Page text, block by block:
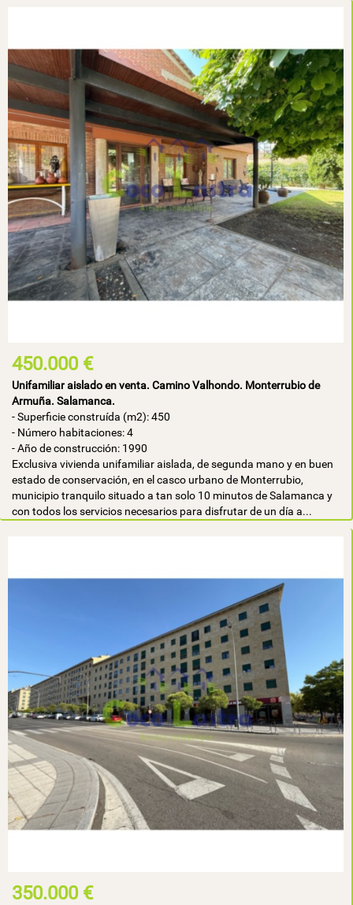
450.000 €
Unifamiliar aislado en venta. Camino Valhondo. Monterrubio de
Armuña. Salamanca.
- Superficie construída (m2): 450
- Número habitaciones: 4
- Año de construcción: 1990
Exclusiva vivienda unifamiliar aislada, de segunda mano y en buen
estado de conservación, en el casco urbano de Monterrubio,
municipio tranquilo situado a tan solo 10 minutos de Salamanca y
con todos los servicios necesarios para disfrutar de un día a...
350.000 €